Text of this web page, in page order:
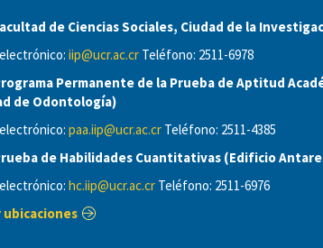
de Ciencias Sociales, Ciudad de la
iip@ucr.ac.cr Teléfono: 2511-6978
Permanente de la Prueba de Aptitud
de Odontología)
paa.iip@ucr.ac.cr Teléfono: 2511-4385
de Habilidades Cuantitativas (Edificio
hc.iip@ucr.ac.cr Teléfono: 2511-6976
ubicaciones